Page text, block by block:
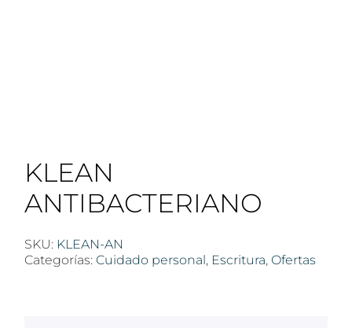
KLEAN
ANTIBACTERIANO
SKU: KLEAN-AN
Categorías: Cuidado personal, Escritura, Ofertas